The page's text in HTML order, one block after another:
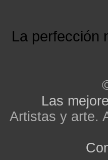
La perfección
Las
Artistas y arte.